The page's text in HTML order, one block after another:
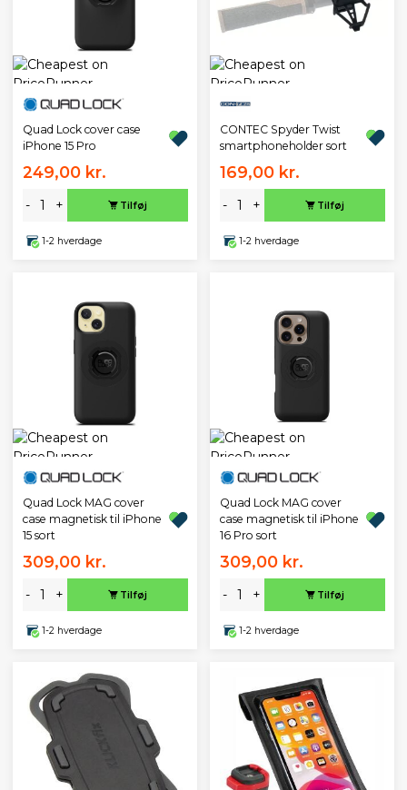
Quad Lock cover case
iPhone 15 Pro
249,00 kr.
- + Tilføj
1-2 hverdage
CONTEC Spyder Twist
smartphoneholder sort
169,00 kr.
- + Tilføj
1-2 hverdage
Quad Lock MAG cover
case magnetisk til iPhone
15 sort
309,00 kr.
- + Tilføj
1-2 hverdage
Quad Lock MAG cover
case magnetisk til iPhone
16 Pro sort
309,00 kr.
- + Tilføj
1-2 hverdage